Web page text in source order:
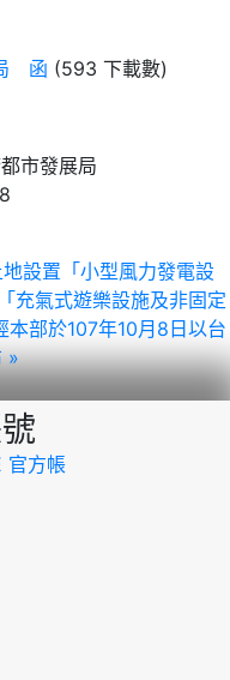
函 (593 下載數)
市發展局
設置「小型風力發電設
｢充氣式遊樂設施及非固定
本部於107年10月8日以台
»